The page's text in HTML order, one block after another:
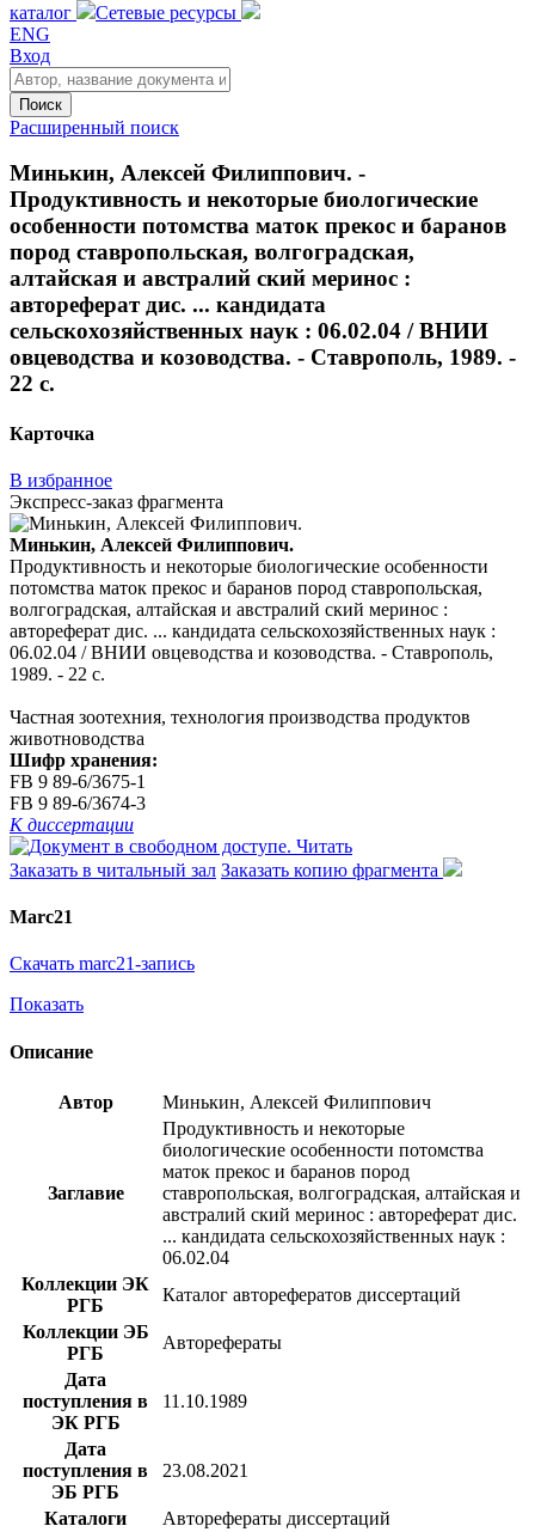
каталог
Сетевые ресурсы
ENG
Вход
Поиск
Расширенный поиск
Минькин, Алексей Филиппович. -
Продуктивность и некоторые биологические
особенности потомства маток прекос и баранов
пород ставропольская, волгоградская,
алтайская и австралий ский меринос :
автореферат дис. ... кандидата
сельскохозяйственных наук : 06.02.04 / ВНИИ
овцеводства и козоводства. - Ставрополь, 1989. -
22 с.
Карточка
В избранное
Экспресс-заказ фрагмента
Минькин, Алексей Филиппович.
Продуктивность и некоторые биологические особенности
потомства маток прекос и баранов пород ставропольская,
волгоградская, алтайская и австралий ский меринос :
автореферат дис. ... кандидата сельскохозяйственных наук :
06.02.04 / ВНИИ овцеводства и козоводства. - Ставрополь,
1989. - 22 с.
Частная зоотехния, технология производства продуктов
животноводства
Шифр хранения:
FB 9 89-6/3675-1
FB 9 89-6/3674-3
К диссертации
Читать
Заказать в читальный зал Заказать копию фрагмента
Marc21
Скачать marc21-запись
Показать
Описание
Автор Минькин, Алексей Филиппович
Заглавие
Продуктивность и некоторые
биологические особенности потомства
маток прекос и баранов пород
ставропольская, волгоградская, алтайская и
австралий ский меринос : автореферат дис.
... кандидата сельскохозяйственных наук :
06.02.04
Коллекции ЭК
РГБ
Каталог авторефератов диссертаций
Коллекции ЭБ
РГБ
Авторефераты
Дата
поступления в
ЭК РГБ
11.10.1989
Дата
поступления в
ЭБ РГБ
23.08.2021
Каталоги
Авторефераты диссертаций